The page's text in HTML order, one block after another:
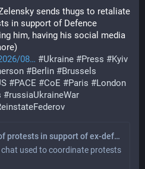
sends thugs to retaliate
in support of Defence
him, having his social media
08
#Ukraine #Press #Kyiv
#Berlin #Brussels
#PACE #CoE #Paris #London
#russiaUkraineWar
Organiser of protests in support of ex-defence minister Fedorov detained, his social media accounts compromised
chat used to coordinate protests